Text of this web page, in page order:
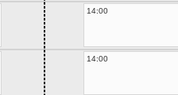
14:00
14:00